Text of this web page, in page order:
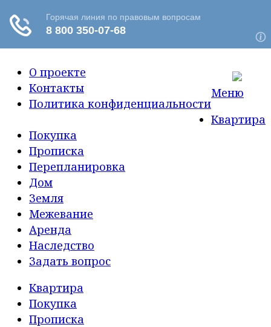
О проекте
Контакты
Политика конфиденциальности
Меню
Квартира
Покупка
Прописка
Перепланировка
Дом
Земля
Межевание
Аренда
Наследство
Задать вопрос
Квартира
Покупка
Прописка